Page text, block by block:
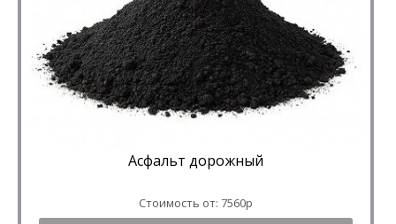
Асфальт дорожный
Стоимость от: 7560р